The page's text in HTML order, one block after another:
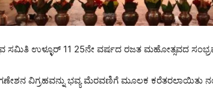
ಸಮಿತಿ ಉಳ್ಳೂರ್ 11 25ನೇ ವರ್ಷದ ರಜತ ಮಹೋತ್ಸವದ
ವಿಗ್ರಹವನ್ನು ಭವ್ಯ ಮೆರವಣಿಗೆ ಮೂಲಕ ಕರೆತರಲಾಯಿತು